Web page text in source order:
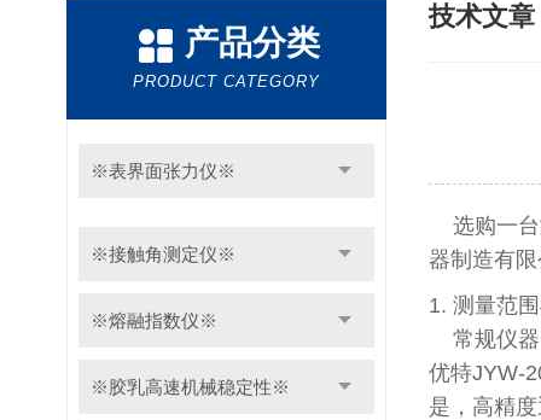
产品分类
PRODUCT CATEGORY
※表界面张力仪※
※接触角测定仪※
※熔融指数仪※
※胶乳高速机械稳定性※
技术文章
选购一台
器制造有
1. 测量范
常规仪器
优特JYW-
是，高精